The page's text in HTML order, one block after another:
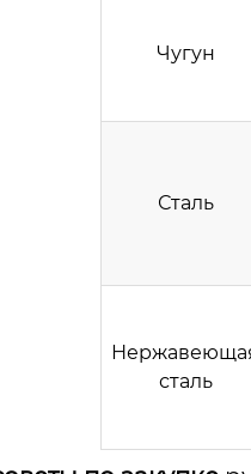
Чугун
Сталь
сталь